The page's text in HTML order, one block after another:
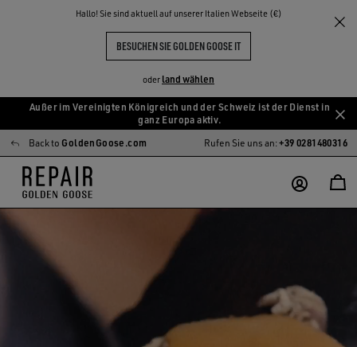
Hallo! Sie sind aktuell auf unserer Italien Webseite (€)
BESUCHEN SIE GOLDEN GOOSE IT
oder land wählen
Hauptinhalt
springen
Footer-
Inhalt
springen
Außer im Vereinigten Königreich und der Schweiz ist der Dienst in
ganz Europa aktiv.
Back to GoldenGoose.com Rufen Sie uns an:+39 0281480316